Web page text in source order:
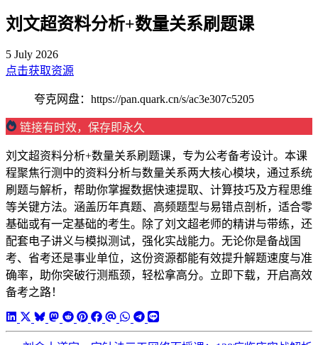
刘文超资料分析+数量关系刷题课
5 July 2026
点击获取资源
夸克网盘：https://pan.quark.cn/s/ac3e307c5205
链接有时效，保存即永久
刘文超资料分析+数量关系刷题课，专为公考备考设计。本课
程聚焦行测中的资料分析与数量关系两大核心模块，通过系统
刷题与解析，帮助你掌握数据快速提取、计算技巧及方程思维
等关键方法。涵盖历年真题、高频题型与易错点剖析，适合零
基础或有一定基础的考生。除了刘文超老师的精讲与带练，还
配套电子讲义与模拟测试，强化实战能力。无论你是备战国
考、省考还是事业单位，这份资源都能有效提升解题速度与准
确率，助你突破行测瓶颈，轻松拿高分。立即下载，开启高效
备考之路！